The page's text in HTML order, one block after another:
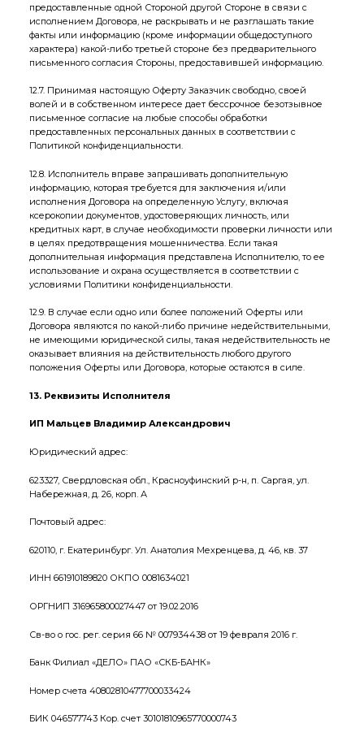
предоставленные одной Стороной другой Стороне в связи с
исполнением Договора, не раскрывать и не разглашать такие
факты или информацию (кроме информации общедоступного
характера) какой-либо третьей стороне без предварительного
письменного согласия Стороны, предоставившей информацию.
12.7. Принимая настоящую Оферту Заказчик свободно, своей
волей и в собственном интересе дает бессрочное безотзывное
письменное согласие на любые способы обработки
предоставленных персональных данных в соответствии с
Политикой конфиденциальности.
12.8. Исполнитель вправе запрашивать дополнительную
информацию, которая требуется для заключения и/или
исполнения Договора на определенную Услугу, включая
ксерокопии документов, удостоверяющих личность, или
кредитных карт, в случае необходимости проверки личности или
в целях предотвращения мошенничества. Если такая
дополнительная информация представлена Исполнителю, то ее
использование и охрана осуществляется в соответствии с
условиями Политики конфиденциальности.
12.9. В случае если одно или более положений Оферты или
Договора являются по какой-либо причине недействительными,
не имеющими юридической силы, такая недействительность не
оказывает влияния на действительность любого другого
положения Оферты или Договора, которые остаются в силе.
13. Реквизиты Исполнителя
ИП Мальцев Владимир Александрович
Юридический адрес:
623327, Свердловская обл., Красноуфинский р-н, п. Саргая, ул.
Набережная, д. 26, корп. А
Почтовый адрес:
620110, г. Екатеринбург. Ул. Анатолия Мехренцева, д. 46, кв. 37
ИНН 661910189820 ОКПО 0081634021
ОРГНИП 316965800027447 от 19.02.2016
Св-во о гос. рег. серия 66 № 007934438 от 19 февраля 2016 г.
Банк Филиал «ДЕЛО» ПАО «СКБ-БАНК»
Номер счета 40802810477700033424
БИК 046577743 Кор. счет 30101810965770000743